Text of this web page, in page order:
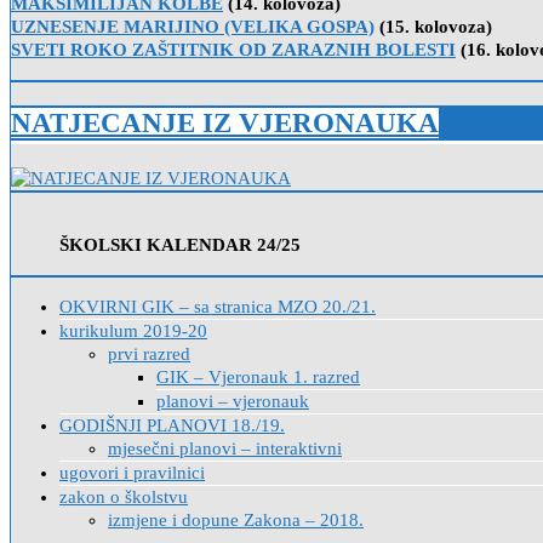
MAKSIMILIJAN KOLBE (14. kolovoza)
UZNESENJE MARIJINO (VELIKA GOSPA) (15. kolovoza)
SVETI ROKO ZAŠTITNIK OD ZARAZNIH BOLESTI (16.
NATJECANJE IZ VJERONAUKA
ŠKOLSKI KALENDAR 24/25
OKVIRNI GIK – sa stranica MZO 20./21.
kurikulum 2019-20
prvi razred
GIK – Vjeronauk 1. razred
planovi – vjeronauk
GODIŠNJI PLANOVI 18./19.
mjesečni planovi – interaktivni
ugovori i pravilnici
zakon o školstvu
izmjene i dopune Zakona – 2018.